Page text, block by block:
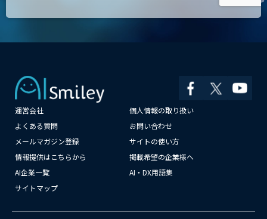
運営会社
個人情報の取り扱い
よくある質問
お問い合わせ
メールマガジン登録
サイトの使い方
情報提供はこちらから
掲載希望の企業様へ
AI企業一覧
AI・DX用語集
サイトマップ